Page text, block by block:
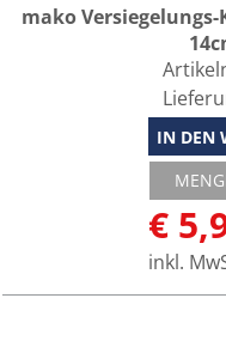
mako
IN DEN
€
inkl.